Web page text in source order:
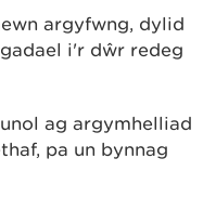
argyfwng, dylid
i'r dŵr redeg
ag argymhelliad
pa un bynnag